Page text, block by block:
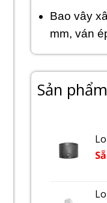
Bao vây
mm, ván
Sản